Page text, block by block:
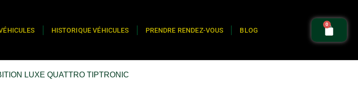
HISTORIQUE VÉHICULES PRENDRE RENDEZ-VOUS BLOG
0
LUXE QUATTRO TIPTRONIC